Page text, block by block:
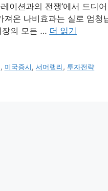
이션과의 전쟁’에서 드디
온 나비효과는 실로 엄청
장의 모든 … 더 읽기
, 미국증시,서머랠리, 투자전략